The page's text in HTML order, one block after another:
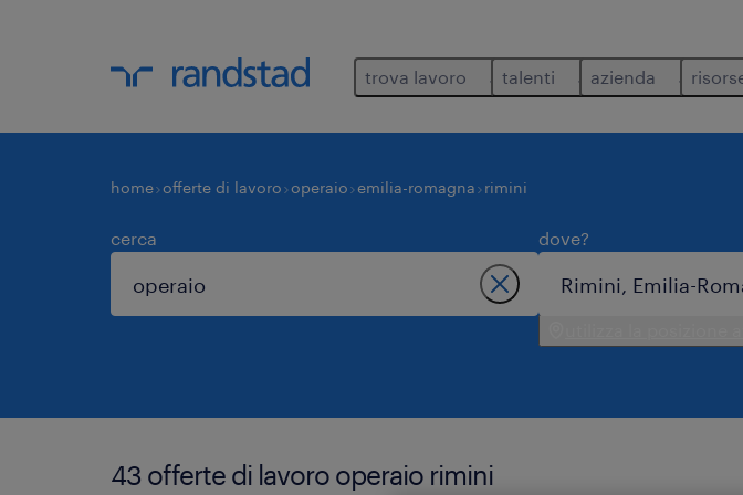
trova lavoro talenti azienda
home offerte di lavoro operaio emilia-romagna rimini
cerca dove?
43 offerte di lavoro operaio rimini